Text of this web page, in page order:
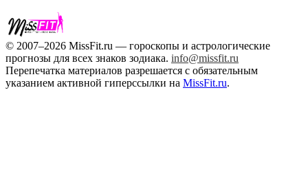
© 2007–2026 MissFit.ru — гороскопы и астрологические
прогнозы для всех знаков зодиака. info@missfit.ru
Перепечатка материалов разрешается с обязательным
указанием активной гиперссылки на MissFit.ru.